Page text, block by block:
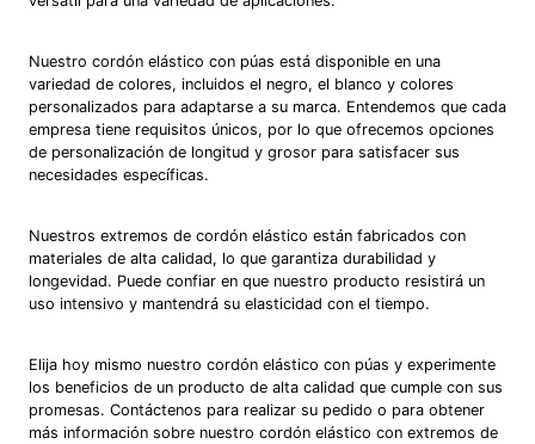
Nuestro cordón elástico con púas está disponible en una
variedad de colores, incluidos el negro, el blanco y colores
personalizados para adaptarse a su marca. Entendemos que cada
empresa tiene requisitos únicos, por lo que ofrecemos opciones
de personalización de longitud y grosor para satisfacer sus
necesidades específicas.
Nuestros extremos de cordón elástico están fabricados con
materiales de alta calidad, lo que garantiza durabilidad y
longevidad. Puede confiar en que nuestro producto resistirá un
uso intensivo y mantendrá su elasticidad con el tiempo.
Elija hoy mismo nuestro cordón elástico con púas y experimente
los beneficios de un producto de alta calidad que cumple con sus
promesas. Contáctenos para realizar su pedido o para obtener
más información sobre nuestro cordón elástico con extremos de